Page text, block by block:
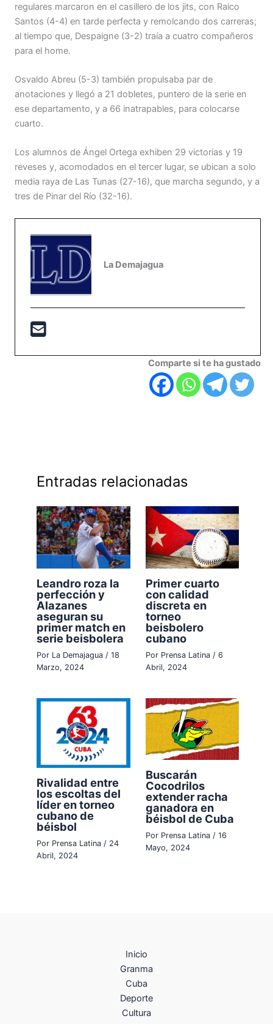
regulares marcaron en el casillero de los jits, con Raico
Santos (4-4) en tarde perfecta y remolcando dos carreras;
al tiempo que, Despaigne (3-2) traía a cuatro compañeros
para el home.
Osvaldo Abreu (5-3) también propulsaba par de
anotaciones y llegó a 21 dobletes, puntero de la serie en
ese departamento, y a 66 inatrapables, para colocarse
cuarto.
Los alumnos de Ángel Ortega exhiben 29 victorias y 19
reveses y, acomodados en el tercer lugar, se ubican a solo
media raya de Las Tunas (27-16), que marcha segundo, y a
tres de Pinar del Río (32-16).
La Demajagua
Comparte si te ha gustado
Entradas relacionadas
Leandro roza la
perfección y
Alazanes
aseguran su
primer match en
serie beisbolera
Por La Demajagua /18
Marzo, 2024
Primer cuarto
con calidad
discreta en
torneo
beisbolero
cubano
Por Prensa Latina / 6
Abril, 2024
Rivalidad entre
los escoltas del
líder en torneo
cubano de
béisbol
Por Prensa Latina / 24
Abril, 2024
Buscarán
Cocodrilos
extender racha
ganadora en
béisbol de Cuba
Por Prensa Latina / 16
Mayo, 2024
Inicio
Granma
Cuba
Deporte
Cultura